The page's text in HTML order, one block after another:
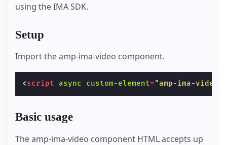
using the IMA SDK.
Setup
Import the amp-ima-video component.
<script async custom-element="amp-ima-video"
Basic usage
The amp-ima-video component HTML accepts up